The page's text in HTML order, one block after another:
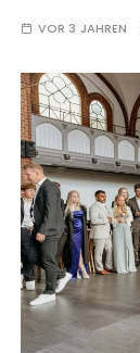
VOR 3 JAHREN